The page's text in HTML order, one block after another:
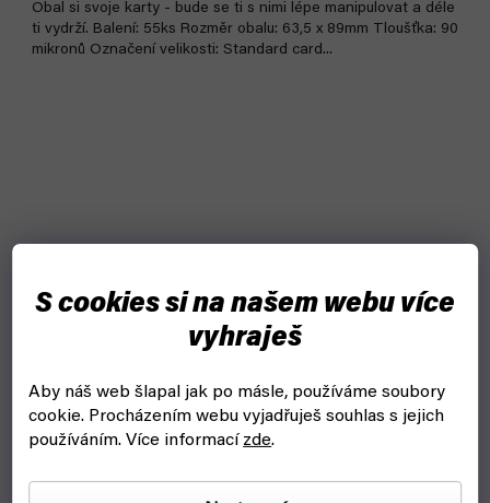
S cookies si na našem webu více
vyhraješ
Aby náš web šlapal jak po másle, používáme soubory
cookie. Procházením webu vyjadřuješ souhlas s jejich
používáním. Více informacízde.
Obal si svoje karty - bude se ti s nimi lépe manipulovat a déle
ti vydrží. Balení: 55ks Rozměr obalu: 63,5 x 89mm Tloušťka: 90
mikronů Označení velikosti: Standard card...